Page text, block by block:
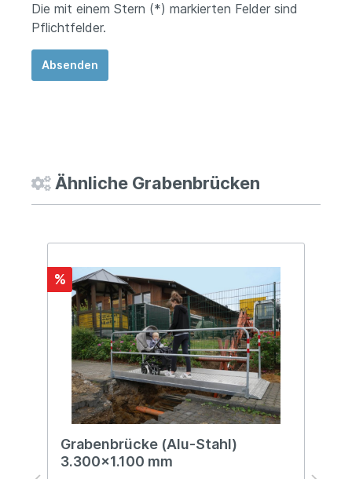
Die mit einem Stern (*) markierten Felder sind
Pflichtfelder.
Absenden
Ähnliche Grabenbrücken
%
Grabenbrücke (Alu-Stahl)
3.300x1.100 mm